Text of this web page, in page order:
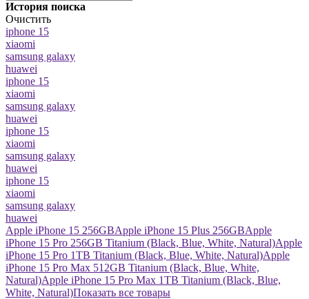
История поиска
Очистить
iphone 15
xiaomi
samsung galaxy
huawei
iphone 15
xiaomi
samsung galaxy
huawei
iphone 15
xiaomi
samsung galaxy
huawei
iphone 15
xiaomi
samsung galaxy
huawei
Apple iPhone 15 256GBApple iPhone 15 Plus 256GBApple
iPhone 15 Pro 256GB Titanium (Black, Blue, White, Natural)Apple
iPhone 15 Pro 1TB Titanium (Black, Blue, White, Natural)Apple
iPhone 15 Pro Max 512GB Titanium (Black, Blue, White,
Natural)Apple iPhone 15 Pro Max 1TB Titanium (Black, Blue,
White, Natural)Показать все товары